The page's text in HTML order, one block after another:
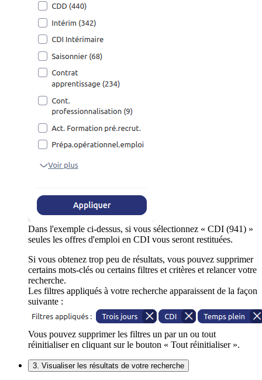
Dans l'exemple ci-dessus, si vous sélectionnez « CDI (941) »
seules les offres d'emploi en CDI vous seront restituées.
Si vous obtenez trop peu de résultats, vous pouvez supprimer
certains mots-clés ou certains filtres et critères et relancer votre
recherche.
Les filtres appliqués à votre recherche apparaissent de la façon
suivante :
Vous pouvez supprimer les filtres un par un ou tout
réinitialiser en cliquant sur le bouton « Tout réinitialiser ».
3. Visualiser les résultats de votre recherche